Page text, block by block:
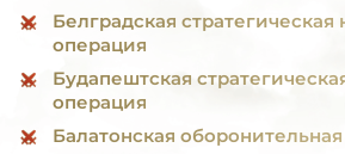
Белградская стратегическая
операция
Будапештская
операция
Балатонская